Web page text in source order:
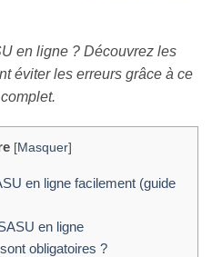
en ligne ? Découvrez les
éviter les erreurs grâce à ce
[Masquer]
en ligne facilement (guide
en ligne
obligatoires ?